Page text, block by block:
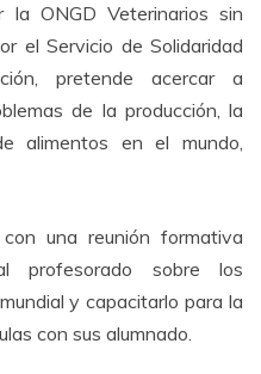
la ONGD Veterinarios sin
el Servicio de Solidaridad
pretende acercar a
de la producción, la
alimentos en el mundo,
una reunión formativa
profesorado sobre los
y capacitarlo para la
con sus alumnado.